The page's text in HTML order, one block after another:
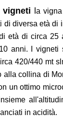
a
di diversa età di
età di circa 25
anni. I vigneti
420/440 mt
alla collina di
un ottimo
in acidità.